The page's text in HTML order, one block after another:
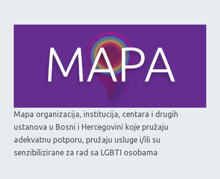
Mapa organizacija, institucija, centara i drugih
ustanova u Bosni i Hercegovini koje pružaju
adekvatnu potporu, pružaju usluge i/ili su
senzibilizirane za rad sa LGBTI osobama